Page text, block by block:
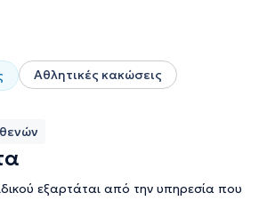
Αθλητικές κακώσεις
εξαρτάται από την υπηρεσία που